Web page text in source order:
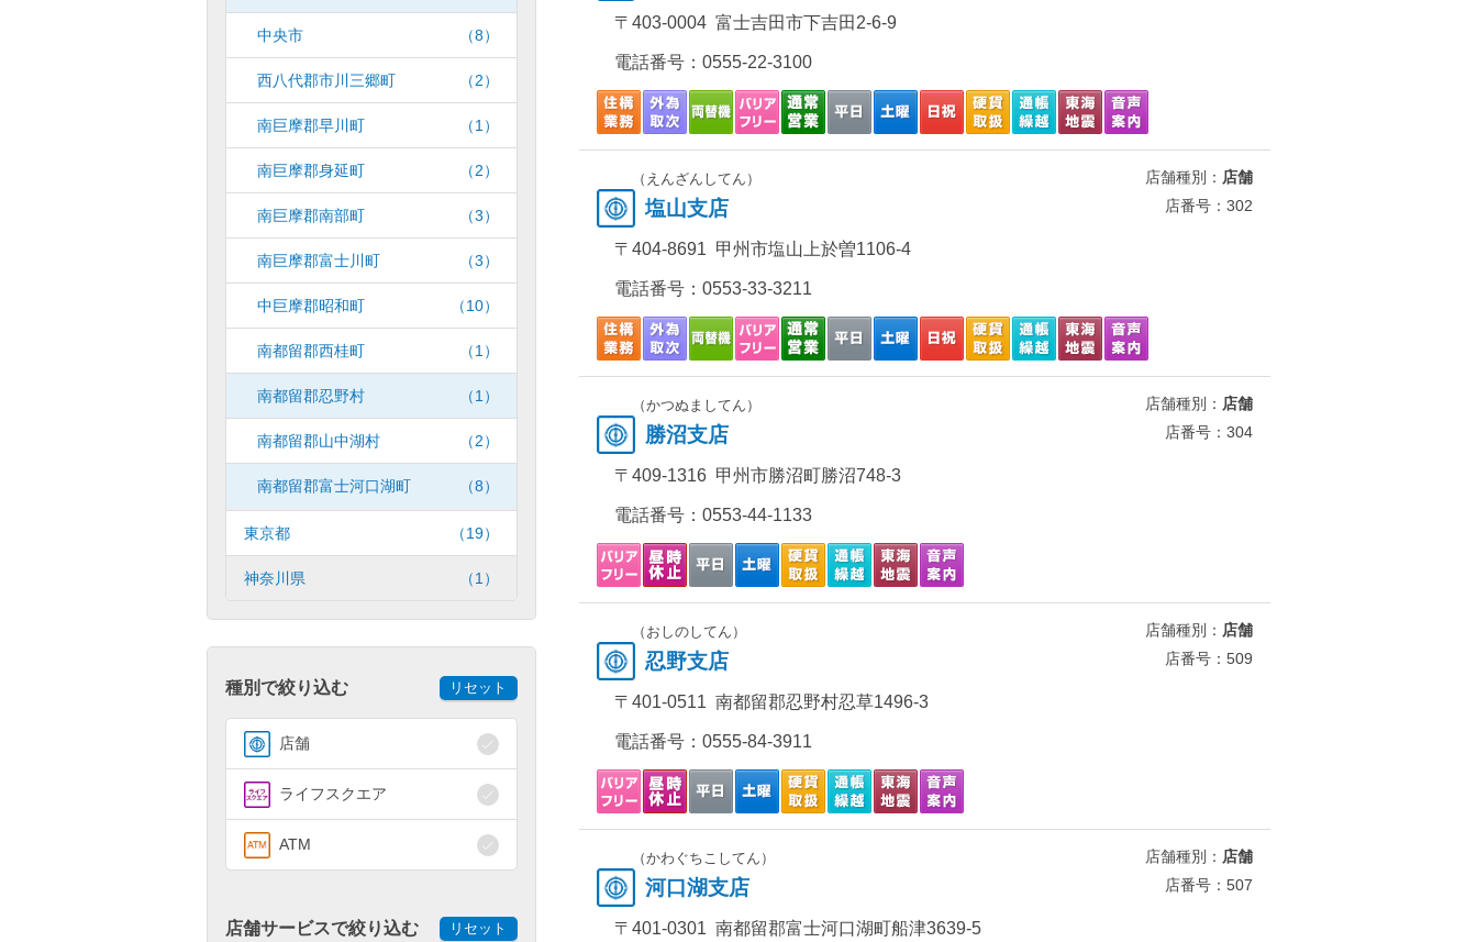
中央市 （8）
西八代郡市川三郷町 （2）
南巨摩郡早川町 （1）
南巨摩郡身延町 （2）
南巨摩郡南部町 （3）
南巨摩郡富士川町 （3）
中巨摩郡昭和町 （10）
南都留郡西桂町 （1）
南都留郡忍野村 （1）
南都留郡山中湖村 （2）
南都留郡富士河口湖町 （8）
東京都 （19）
神奈川県 （1）
種別で絞り込む リセット
店舗
ライフスクエア
ATM
店舗サービスで絞り込む リセット
〒403-0004 富士吉田市下吉田2-6-9
電話番号： 0555-22-3100
（えんざんしてん）
塩山支店
店舗種別： 店舗
店番号：302
〒404-8691 甲州市塩山上於曽1106-4
電話番号： 0553-33-3211
（かつぬましてん）
勝沼支店
店舗種別： 店舗
店番号：304
〒409-1316 甲州市勝沼町勝沼748-3
電話番号： 0553-44-1133
（おしのしてん）
忍野支店
店舗種別： 店舗
店番号：509
〒401-0511 南都留郡忍野村忍草1496-3
電話番号： 0555-84-3911
（かわぐちこしてん）
河口湖支店
店舗種別： 店舗
店番号：507
〒401-0301 南都留郡富士河口湖町船津3639-5